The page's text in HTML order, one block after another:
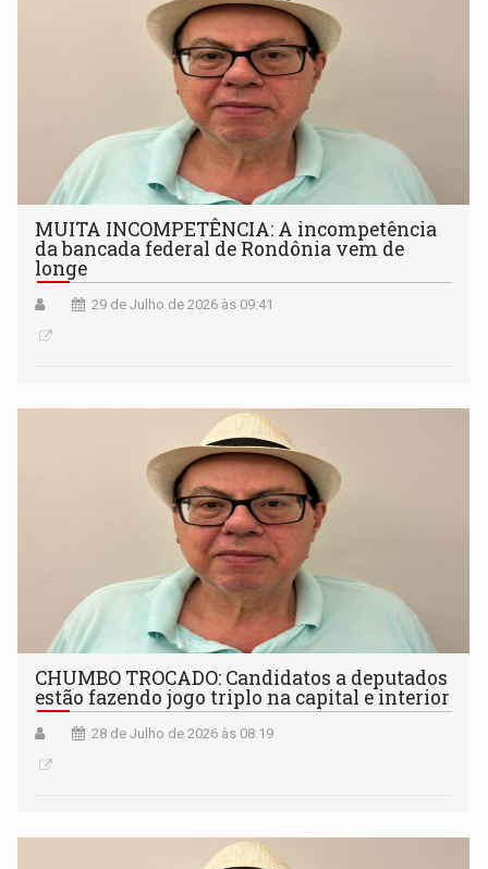
MUITA INCOMPETÊNCIA: A incompetência
da bancada federal de Rondônia vem de
longe
29 de Julho de 2026 às 09:41
CHUMBO TROCADO: Candidatos a deputados
estão fazendo jogo triplo na capital e interior
28 de Julho de 2026 às 08:19